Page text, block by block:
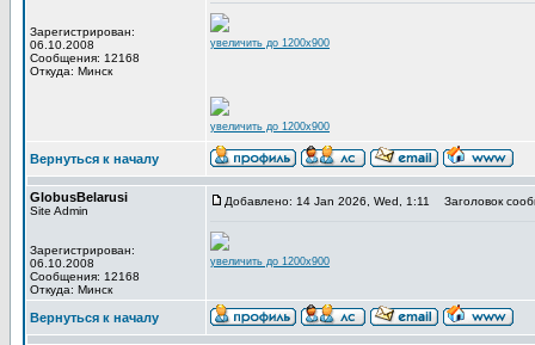
Зарегистрирован:
06.10.2008
Сообщения: 12168
Откуда: Минск
увеличить до 1200x900
увеличить до 1200x900
Вернуться к началу
GlobusBelarusi
Site Admin
Зарегистрирован:
06.10.2008
Сообщения: 12168
Откуда: Минск
Добавлено: 14 Jan 2026, Wed, 1:11 Заголовок
увеличить до 1200x900
Вернуться к началу